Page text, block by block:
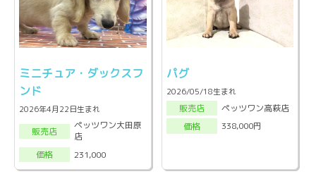
ミニチュア・ダックスフ
ンド
2026年4月22日生まれ
販売店
ペッツワン大田原
店
価格
231,000
パグ
2026/05/18生まれ
販売店
ペッツワン高萩店
価格
338,000円